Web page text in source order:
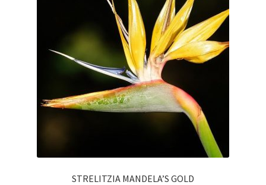
STRELITZIA MANDELA’S GOLD